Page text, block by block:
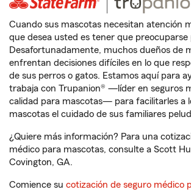
Cuando sus mascotas necesitan atención
que desea usted es tener que preocuparse
Desafortunadamente, muchos dueños de
enfrentan decisiones difíciles en lo que
de sus perros o gatos. Estamos aquí para
trabaja con Trupanion® —líder en seguros
calidad para mascotas— para facilitarles a
mascotas el cuidado de sus familiares
¿Quiere más información? Para una
médico para mascotas, consulte a Scott
Covington, GA.
Comience su cotización de seguro médico